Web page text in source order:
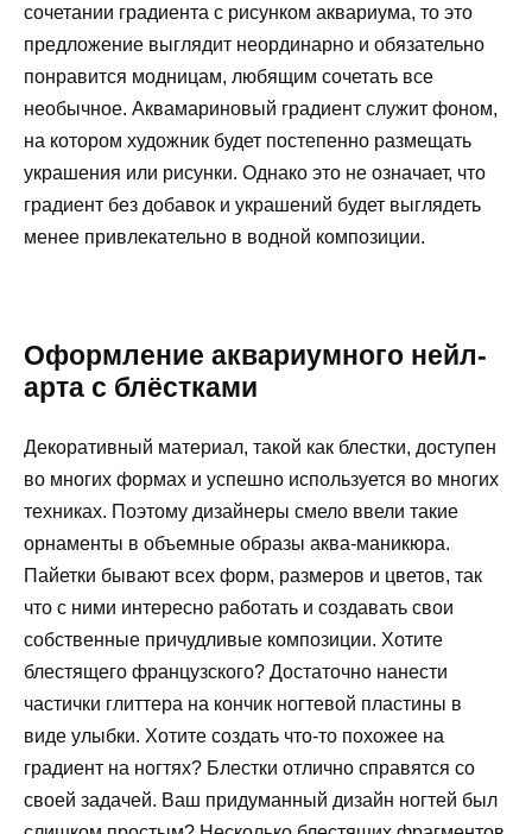
сочетании градиента с рисунком аквариума, то это
предложение выглядит неординарно и обязательно
понравится модницам, любящим сочетать все
необычное. Аквамариновый градиент служит фоном,
на котором художник будет постепенно размещать
украшения или рисунки. Однако это не означает, что
градиент без добавок и украшений будет выглядеть
менее привлекательно в водной композиции.
Оформление аквариумного нейл-
арта с блёстками
Декоративный материал, такой как блестки, доступен
во многих формах и успешно используется во многих
техниках. Поэтому дизайнеры смело ввели такие
орнаменты в объемные образы аква-маникюра.
Пайетки бывают всех форм, размеров и цветов, так
что с ними интересно работать и создавать свои
собственные причудливые композиции. Хотите
блестящего французского? Достаточно нанести
частички глиттера на кончик ногтевой пластины в
виде улыбки. Хотите создать что-то похожее на
градиент на ногтях? Блестки отлично справятся со
своей задачей. Ваш придуманный дизайн ногтей был